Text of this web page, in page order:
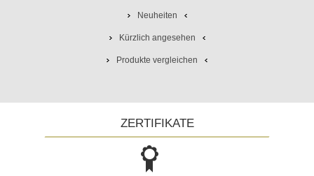
Neuheiten
Kürzlich angesehen
Produkte vergleichen
ZERTIFIKATE